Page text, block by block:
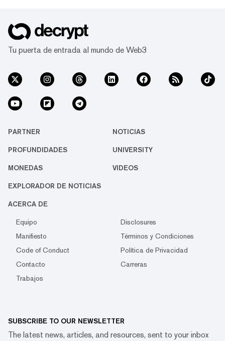
Tu puerta de entrada al mundo de Web3
PARTNER NOTICIAS
PROFUNDIDADES UNIVERSITY
MONEDAS VIDEOS
EXPLORADOR DE NOTICIAS
ACERCA DE
Equipo
Disclosures
Manifiesto
Términos y Condiciones
Code of Conduct
Política de Privacidad
Contacto
Carreras
Trabajos
SUBSCRIBE TO OUR NEWSLETTER
The latest news, articles, and resources, sent to your inbox